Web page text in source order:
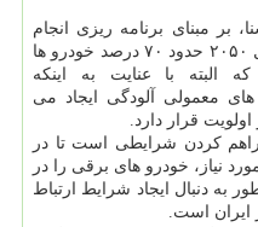
بر مبنای برنامه ریزی انجام
شده از جانب وزارت نیرو باید تا سال ۲۰۵۰ حدود ۷۰ درصد خودرو ها
البته با عنایت به اینكه
معمولی آلودگی ایجاد می
قرار دارد.
كردن شرایطی است تا در
نیاز، خودرو های برقی را در
به دنبال ایجاد شرایط ارتباط
ایران است.